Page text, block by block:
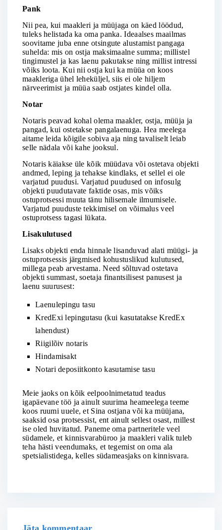
Pank
Nii pea, kui maakleri ja müüjaga on käed löödud,
tuleks helistada ka oma panka. Ideaalses maailmas
soovitame juba enne otsingute alustamist pangaga
suhelda: mis on ostja maksimaalne summa; millistel
tingimustel ja kas laenu pakutakse ning millist intressi
võiks loota. Kui nii ostja kui ka müüa on koos
maakleriga ühel leheküljel, siis ei ole hiljem
närveerimist ja müüa saab ostjates kindel olla.
Notar
Notaris peavad kohal olema maakler, ostja, müüja ja
pangad, kui ostetakse pangalaenuga. Hea meelega
aitame leida kõigile sobiva aja ning tavaliselt leiab
selle nädala või kahe jooksul.
Notaris käiakse üle kõik müüdava või ostetava objekti
andmed, leping ja tehakse kindlaks, et sellel ei ole
varjatud puudusi. Varjatud puudused on infosulg
objekti puudutavate faktide osas, mis võiks
ostuprotsessi muuta tänu hilisemale ilmumisele.
Varjatud puuduste tekkimisel on võimalus veel
ostuprotsess tagasi lükata.
Lisakulutused
Lisaks objekti enda hinnale lisanduvad alati müügi- ja
ostuprotsessis järgmised kohustuslikud kulutused,
millega peab arvestama. Need sõltuvad ostetava
objekti summast, soetaja finantsilisest panusest ja
laenu suurusest:
Laenulepingu tasu
KredExi lepingutasu (kui kasutatakse KredEx
lahendust)
Riigilõiv notaris
Hindamisakt
Notari deposiitkonto kasutamise tasu
Meie jaoks on kõik eelpoolnimetatud teadus
igapäevane töö ja ainult suurima heameelega teeme
koos ruumi uuele, et Sina ostjana või ka müüjana,
saaksid osa protsessist, ent ainult sellest osast, millest
ise oled huvitatud. Paneme oma partneritele veel
südamele, et kinnisvarabüroo ja maakleri valik tuleb
teha hästi veendumaks, et tegemist on oma ala
spetsialistidega, kelles südameasjaks on kinnisvara.